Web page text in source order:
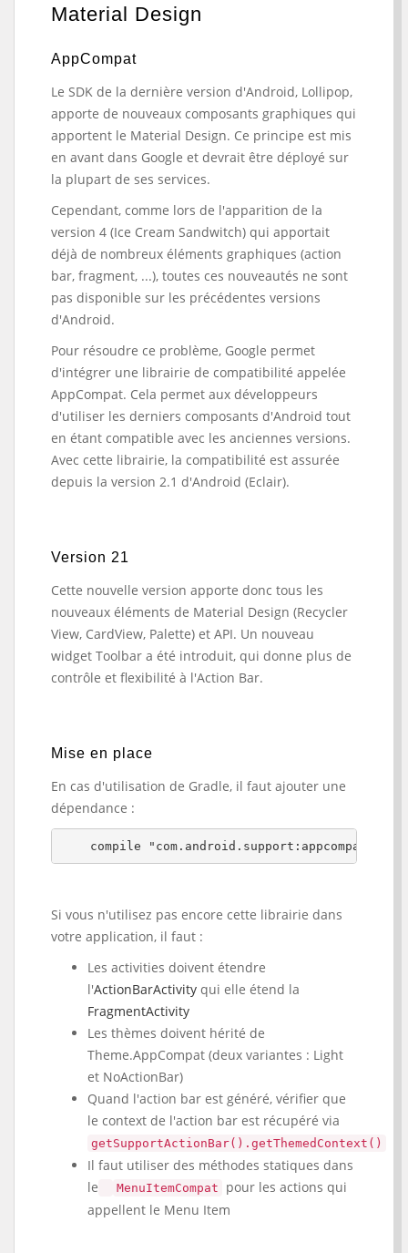
Material Design
AppCompat
Le SDK de la dernière version d'Android, Lollipop,
apporte de nouveaux composants graphiques qui
apportent le Material Design. Ce principe est mis
en avant dans Google et devrait être déployé sur
la plupart de ses services.
Cependant, comme lors de l'apparition de la
version 4 (Ice Cream Sandwitch) qui apportait
déjà de nombreux éléments graphiques (action
bar, fragment, ...), toutes ces nouveautés ne sont
pas disponible sur les précédentes versions
d'Android.
Pour résoudre ce problème, Google permet
d'intégrer une librairie de compatibilité appelée
AppCompat. Cela permet aux développeurs
d'utiliser les derniers composants d'Android tout
en étant compatible avec les anciennes versions.
Avec cette librairie, la compatibilité est assurée
depuis la version 2.1 d'Android (Eclair).
Version 21
Cette nouvelle version apporte donc tous les
nouveaux éléments de Material Design (Recycler
View, CardView, Palette) et API. Un nouveau
widget Toolbar a été introduit, qui donne plus de
contrôle et flexibilité à l'Action Bar.
Mise en place
En cas d'utilisation de Gradle, il faut ajouter une
dépendance :
compile "com.android.support:appcompat-
Si vous n'utilisez pas encore cette librairie dans
votre application, il faut :
Les activities doivent étendre
l'ActionBarActivity qui elle étend la
FragmentActivity
Les thèmes doivent hérité de
Theme.AppCompat (deux variantes : Light
et NoActionBar)
Quand l'action bar est généré, vérifier que
le context de l'action bar est récupéré via
getSupportActionBar().getThemedContext()
Il faut utiliser des méthodes statiques dans
le
MenuItemCompat
pour les actions qui
appellent le Menu Item